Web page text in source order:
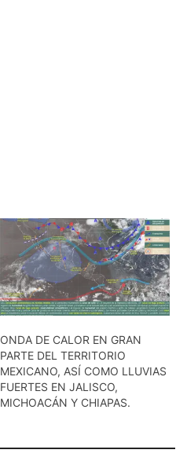
ONDA DE CALOR EN GRAN
PARTE DEL TERRITORIO
MEXICANO, ASÍ COMO LLUVIAS
FUERTES EN JALISCO,
MICHOACÁN Y CHIAPAS.